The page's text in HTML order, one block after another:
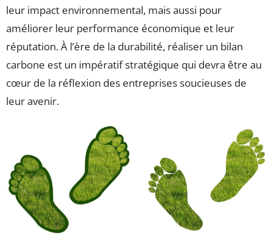
leur impact environnemental, mais aussi pour
améliorer leur performance économique et leur
réputation. À l’ère de la durabilité, réaliser un bilan
carbone est un impératif stratégique qui devra être au
cœur de la réflexion des entreprises soucieuses de
leur avenir.